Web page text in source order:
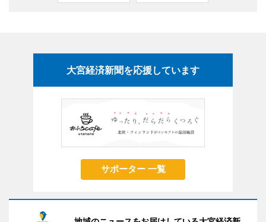
大宮経済新聞を応援しています
サポーター 一覧